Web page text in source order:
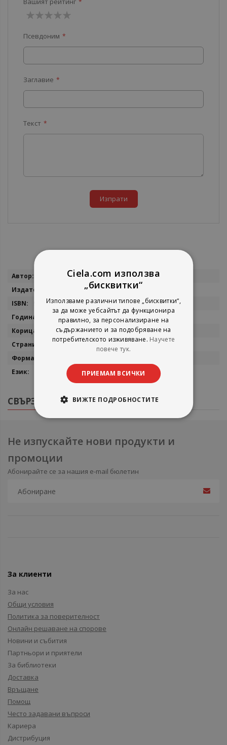
звезда
звезди
звезди
звезди
звезди
Псевдоним
Заглавие
Текст
Изпрати
Повече
Стоян Стоянов
Сиела
9546491284
1998
Меки корици
356
Български
СВЪРЗАНИ ПРОДУКТИ
Не изпускайте нови продукти и
промоции
Абонирайте се за нашия e-mail бюлетин
За клиенти
За нас
Общи условия
Политика за поверителност
Онлайн решаване на спорове
Новини и събития
Партньори и приятели
За библиотеки
Доставка
Връщане
Помощ
Често задавани въпроси
Кариера
Дистрибуция
Ciela.com използва
„бисквитки“
Използваме различни типове „бисквитки“,
за да може уебсайтът да функционира
правилно, за персонализиране на
съдържанието и за подобряване на
потребителското изживяване. Научете
повече тук.
ПРИЕМАМ ВСИЧКИ
ВИЖТЕ ПОДРОБНОСТИТЕ